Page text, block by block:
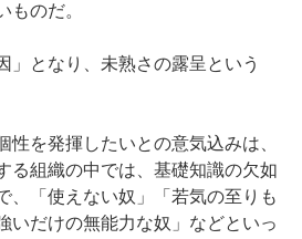
ものだ。
」となり、未熟さの露呈という
性を発揮したいとの意気込みは、
る組織の中では、基礎知識の欠如
、「使えない奴」「若気の至りも
いだけの無能力な奴」などといっ